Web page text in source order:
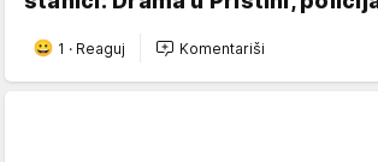
1 · Reaguj Komentariši